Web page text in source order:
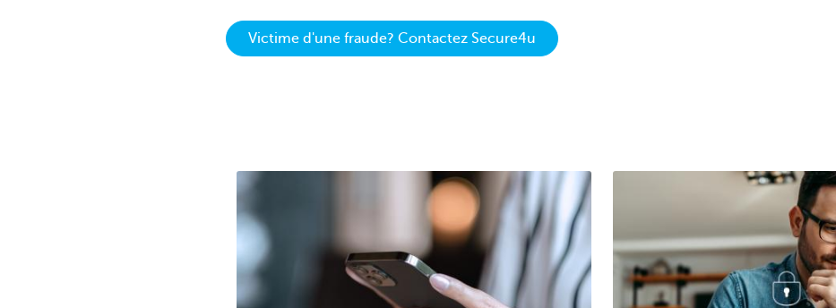
Victime d'une fraude? Contactez Secure4u